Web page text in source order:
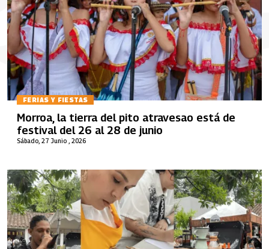
FERIAS Y FIESTAS
Sábado, 27 Junio , 2026
Morroa, la tierra del pito atravesao está de
festival del 26 al 28 de junio